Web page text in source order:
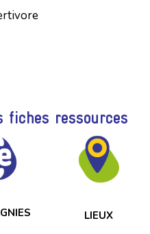
fiches ressources
LIEUX